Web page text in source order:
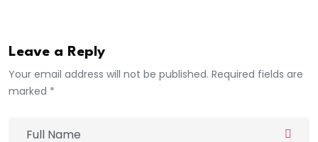
Leave a Reply
Your email address will not be published. Required fields are
marked *